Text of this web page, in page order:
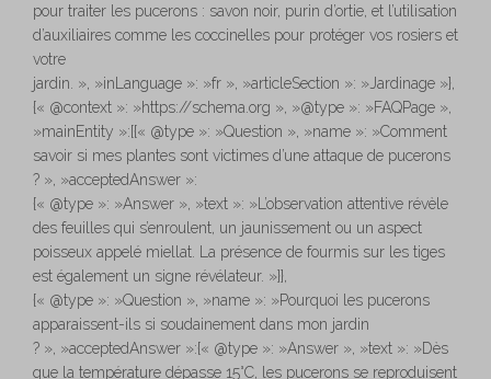
pour traiter les pucerons : savon noir, purin d’ortie, et l’utilisation
d’auxiliaires comme les coccinelles pour protéger vos rosiers et
votre
jardin. », »inLanguage »: »fr », »articleSection »: »Jardinage »},
{« @context »: »https://schema.org », »@type »: »FAQPage »,
»mainEntity »:[{« @type »: »Question », »name »: »Comment
savoir si mes plantes sont victimes d’une attaque de pucerons
? », »acceptedAnswer »:
{« @type »: »Answer », »text »: »L’observation attentive révèle
des feuilles qui s’enroulent, un jaunissement ou un aspect
poisseux appelé miellat. La présence de fourmis sur les tiges
est également un signe révélateur. »}},
{« @type »: »Question », »name »: »Pourquoi les pucerons
apparaissent-ils si soudainement dans mon jardin
? », »acceptedAnswer »:{« @type »: »Answer », »text »: »Dès
que la température dépasse 15°C, les pucerons se reproduisent